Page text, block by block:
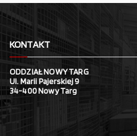
KONTAKT
ODDZIAŁ NOWY TARG
Ul. Marii Pajerskiej 9
34-400 Nowy Targ